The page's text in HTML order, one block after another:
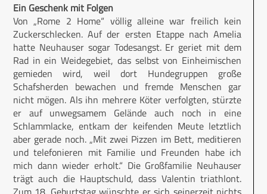
Ein Geschenk mit Folgen
Von „Rome 2 Home“ völlig alleine war freilich kein
Zuckerschlecken. Auf der ersten Etappe nach Amelia
hatte Neuhauser sogar Todesangst. Er geriet mit dem
Rad in ein Weidegebiet, das selbst von Einheimischen
gemieden wird, weil dort Hundegruppen große
Schafsherden bewachen und fremde Menschen gar
nicht mögen. Als ihn mehrere Köter verfolgten, stürzte
er auf unwegsamem Gelände auch noch in eine
Schlammlacke, entkam der keifenden Meute letztlich
aber gerade noch. „Mit zwei Pizzen im Bett, meditieren
und telefonieren mit Familie und Freunden habe ich
mich dann wieder erholt.“ Die Großfamilie Neuhauser
trägt auch die Hauptschuld, dass Valentin triathlont.